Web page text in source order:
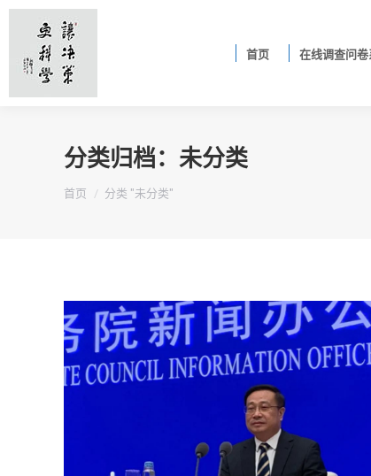
首页 在线调查问卷
分类归档： 未分类
你在这里：
首页 分类 "未分类"